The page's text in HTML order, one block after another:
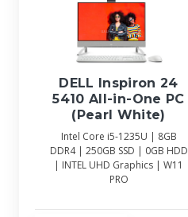
DELL Inspiron 24
5410 All-in-One PC
(Pearl White)
Intel Core i5-1235U | 8GB
DDR4 | 250GB SSD | 0GB HDD
| INTEL UHD Graphics | W11
PRO